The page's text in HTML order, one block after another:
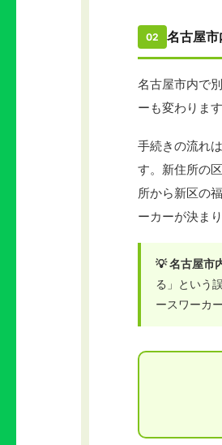
02 名古屋
名古屋市内で
ーも変わります
手続きの流れ
す。新住所の
所から新区の
ーカーが決ま
💡 名古屋市
る」という
ースワーカ